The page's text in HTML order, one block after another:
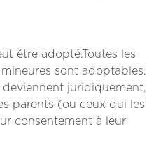
être adopté.Toutes les
sont adoptables.
juridiquement,
parents (ou ceux qui les
consentement à leur